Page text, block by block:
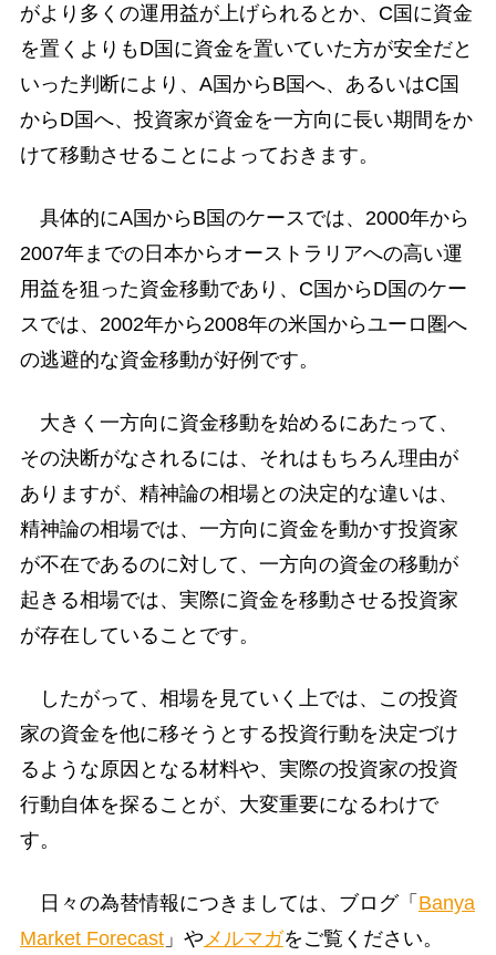
がより多くの運用益が上げられるとか、C国に資金
を置くよりもD国に資金を置いていた方が安全だと
いった判断により、A国からB国へ、あるいはC国
からD国へ、投資家が資金を一方向に長い期間をか
けて移動させることによっておきます。
具体的にA国からB国のケースでは、2000年から
2007年までの日本からオーストラリアへの高い運
用益を狙った資金移動であり、C国からD国のケー
スでは、2002年から2008年の米国からユーロ圏へ
の逃避的な資金移動が好例です。
大きく一方向に資金移動を始めるにあたって、
その決断がなされるには、それはもちろん理由が
ありますが、精神論の相場との決定的な違いは、
精神論の相場では、一方向に資金を動かす投資家
が不在であるのに対して、一方向の資金の移動が
起きる相場では、実際に資金を移動させる投資家
が存在していることです。
したがって、相場を見ていく上では、この投資
家の資金を他に移そうとする投資行動を決定づけ
るような原因となる材料や、実際の投資家の投資
行動自体を探ることが、大変重要になるわけで
す。
日々の為替情報につきましては、ブログ「 Banya
Market Forecast」やメルマガをご覧ください。